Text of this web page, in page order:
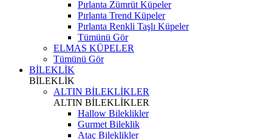
Pırlanta Zümrüt Küpeler
Pırlanta Trend Küpeler
Pırlanta Renkli Taşlı Küpeler
Tümünü Gör
ELMAS KÜPELER
Tümünü Gör
BİLEKLİK
BİLEKLİK
ALTIN BİLEKLİKLER
ALTIN BİLEKLİKLER
Hallow Bileklikler
Gurmet Bileklik
Ataç Bileklikler